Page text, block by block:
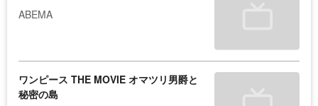
ABEMA
ワンピース THE MOVIE オマツリ男爵と
秘密の島